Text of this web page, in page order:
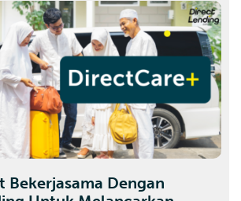
Bekerjasama Dengan